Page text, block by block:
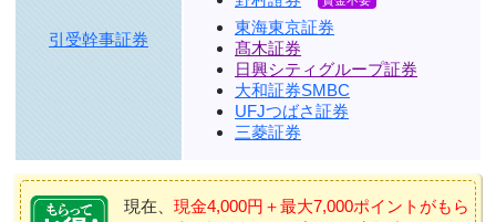
引受幹事証券
東海東京証券
髙木証券
日興シティグループ証券
大和証券SMBC
UFJつばさ証券
三菱証券
現在、 現金4,000円＋最大7,000ポイントがもら